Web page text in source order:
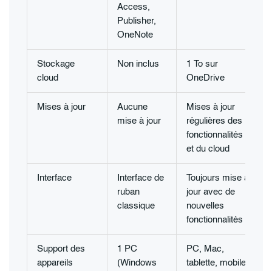
Access,
Publisher,
OneNote
Stockage
cloud
Non inclus
1 To sur
OneDrive
Mises à jour
Aucune
mise à jour
Mises à jour
régulières des
fonctionnalités
et du cloud
Interface
Interface de
ruban
classique
Toujours mise à
jour avec de
nouvelles
fonctionnalités
Support des
appareils
1 PC
(Windows
PC, Mac,
tablette, mobile